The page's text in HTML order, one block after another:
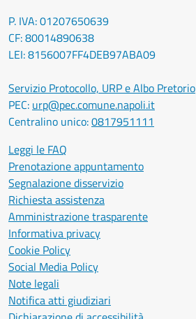
P. IVA: 01207650639
CF: 80014890638
LEI: 8156007FF4DEB97ABA09
Servizio Protocollo, URP e Albo Pretorio
PEC: urp@pec.comune.napoli.it
Centralino unico:0817951111
Leggi le FAQ
Prenotazione appuntamento
Segnalazione disservizio
Richiesta assistenza
Amministrazione trasparente
Informativa privacy
Cookie Policy
Social Media Policy
Note legali
Notifica atti giudiziari